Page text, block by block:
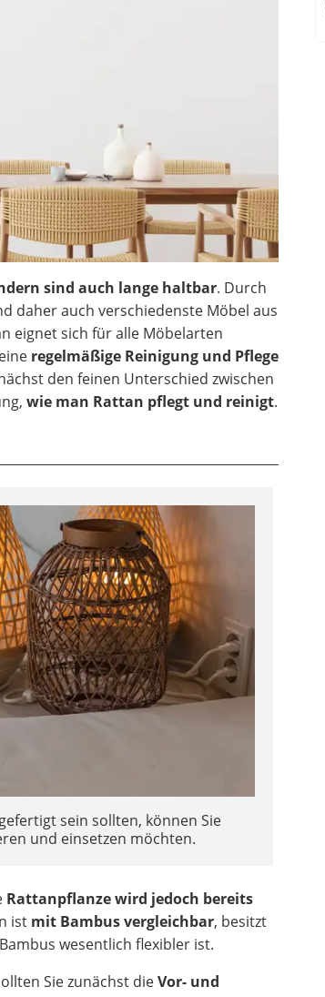
sind auch lange haltbar. Durch
daher auch verschiedenste Möbel aus
eignet sich für alle Möbelarten
regelmäßige Reinigung und Pflege
den feinen Unterschied zwischen
wie man Rattan pflegt und reinigt.
sein sollten, können Sie
und einsetzen möchten.
Rattanpflanze wird jedoch bereits
ist mit Bambus vergleichbar, besitzt
wesentlich flexibler ist.
Sie zunächst dieVor- und